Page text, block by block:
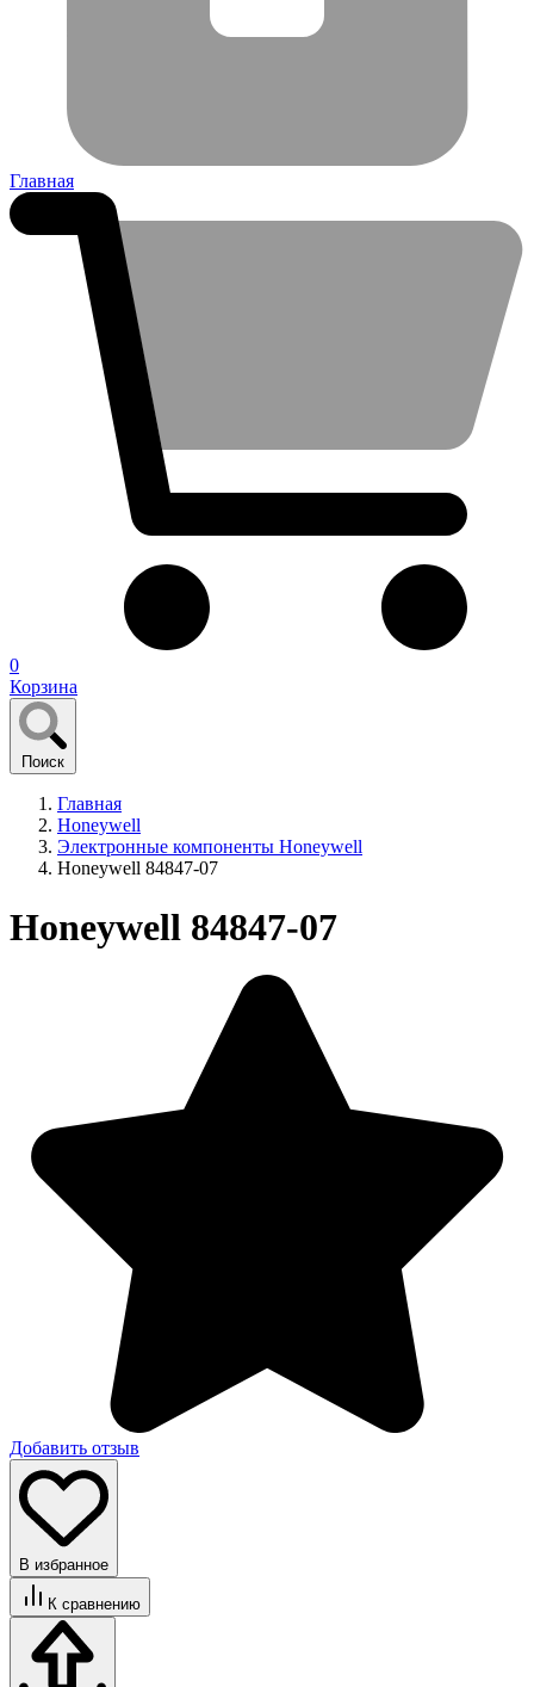
Главная
0
Корзина
Поиск
Главная
Honeywell
Электронные компоненты Honeywell
Honeywell 84847-07
Honeywell 84847-07
Добавить отзыв
В избранное
К сравнению